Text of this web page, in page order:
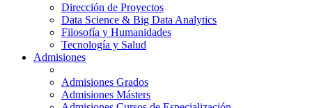
Dirección de Proyectos
Data Science & Big Data Analytics
Filosofía y Humanidades
Tecnología y Salud
Admisiones
Admisiones Grados
Admisiones Másters